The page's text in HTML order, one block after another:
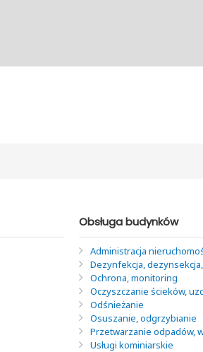
Obsługa budynków
Administracja
Dezynfekcja,
Ochrona, monitoring
Oczyszczanie ścieków,
Odśnieżanie
Osuszanie, odgrzybianie
Przetwarzanie odpadów,
Usługi kominiarskie